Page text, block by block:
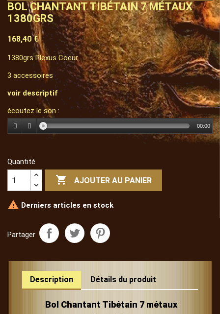
BOL CHANTANT TIBÉTAIN 7 MÉTAUX
1380GRS
168,40 €
1380grs Plexus Coeur
3 accessoires
voir descriptif
écoutez le son :
00:00
Quantité
 AJOUTER AU PANIER
 Derniers articles en stock
Partager
Description Détails du produit
Bol Chantant Tibétain 7 métaux